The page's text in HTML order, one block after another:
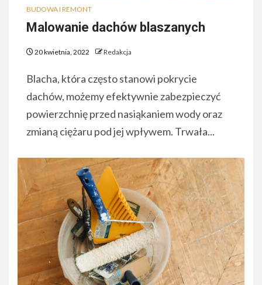
BUDOWA I REMONT
Malowanie dachów blaszanych
20 kwietnia, 2022 Redakcja
Blacha, która często stanowi pokrycie
dachów, możemy efektywnie zabezpieczyć
powierzchnię przed nasiąkaniem wody oraz
zmianą ciężaru pod jej wpływem. Trwała...